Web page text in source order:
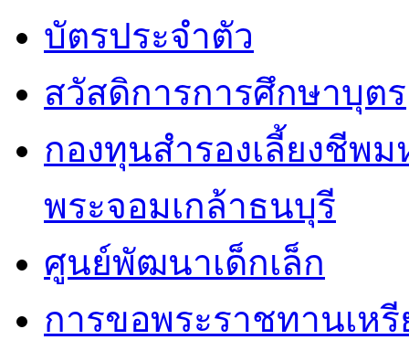
บัตรประจำตัว
สวัสดิการการศึกษาบุตร
กองทุนสำรองเลี้ยงชีพ
พระจอมเกล้าธนบุรี
ศูนย์พัฒนาเด็กเล็ก
การขอพระราชทานเห